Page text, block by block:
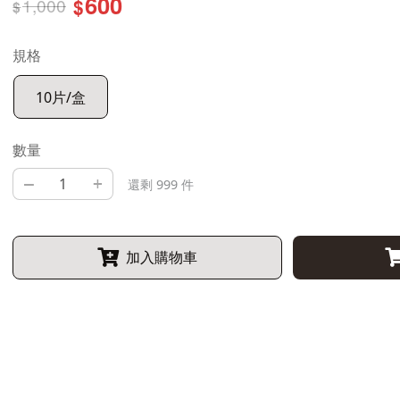
$1,000 $
規格
10片/盒
數量
– + 還剩 999 件
加入購物車